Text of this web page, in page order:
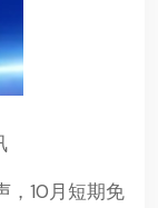
，10月短期免